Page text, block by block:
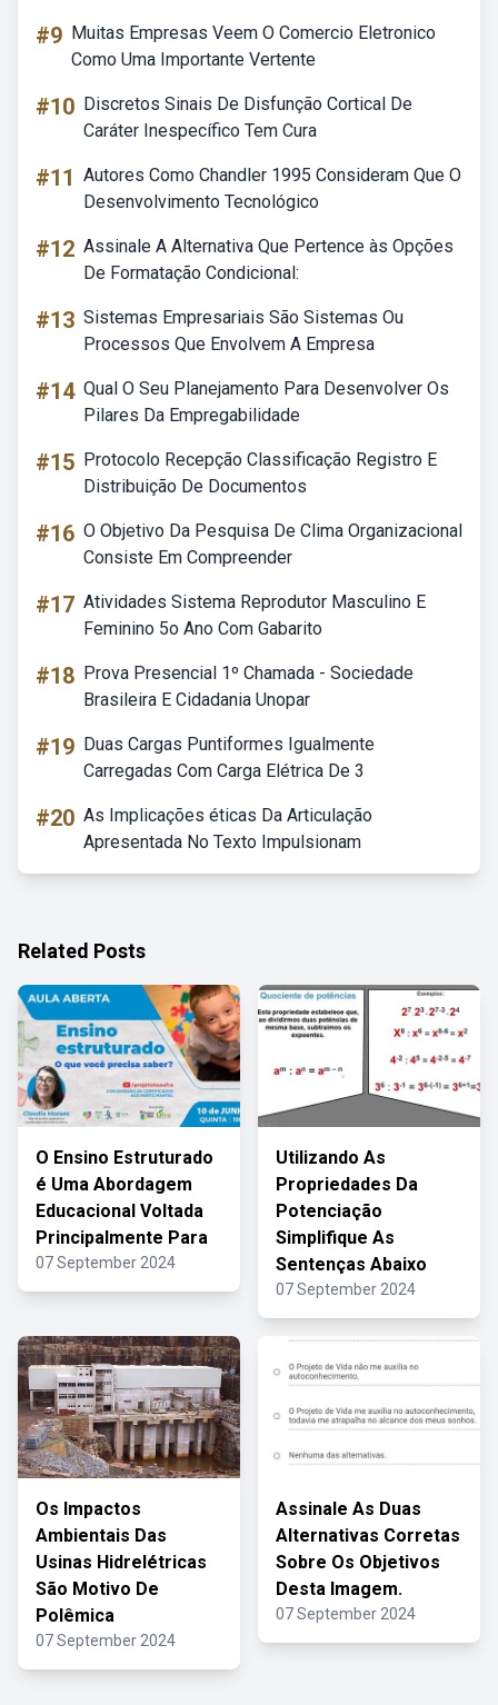
#9 Muitas Empresas Veem O Comercio Eletronico
Como Uma Importante Vertente
#10 Discretos Sinais De Disfunção Cortical De
Caráter Inespecífico Tem Cura
#11 Autores Como Chandler 1995 Consideram Que O
Desenvolvimento Tecnológico
#12 Assinale A Alternativa Que Pertence às Opções
De Formatação Condicional:
#13 Sistemas Empresariais São Sistemas Ou
Processos Que Envolvem A Empresa
#14 Qual O Seu Planejamento Para Desenvolver Os
Pilares Da Empregabilidade
#15 Protocolo Recepção Classificação Registro E
Distribuição De Documentos
#16 O Objetivo Da Pesquisa De Clima Organizacional
Consiste Em Compreender
#17 Atividades Sistema Reprodutor Masculino E
Feminino 5o Ano Com Gabarito
#18 Prova Presencial 1º Chamada - Sociedade
Brasileira E Cidadania Unopar
#19 Duas Cargas Puntiformes Igualmente
Carregadas Com Carga Elétrica De 3
#20 As Implicações éticas Da Articulação
Apresentada No Texto Impulsionam
Related Posts
O Ensino Estruturado
é Uma Abordagem
Educacional Voltada
Principalmente Para
07 September 2024
Utilizando As
Propriedades Da
Potenciação
Simplifique As
Sentenças Abaixo
07 September 2024
Os Impactos
Ambientais Das
Usinas Hidrelétricas
São Motivo De
Polêmica
07 September 2024
Assinale As Duas
Alternativas Corretas
Sobre Os Objetivos
Desta Imagem.
07 September 2024